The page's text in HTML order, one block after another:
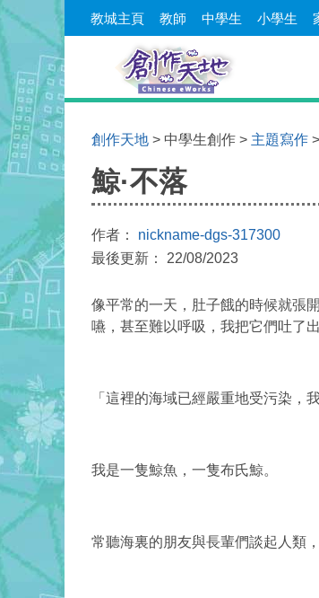
教城主頁 教師 中學生 小學生
創作天地 > 中學生創作 > 主題寫作 >
鯨·不落
作者： nickname-dgs-317300
最後更新： 22/08/2023
像平常的一天，肚子餓的時候就張
嚥， 甚至難以呼吸，我把它們吐了
「這裡的海域已經嚴重地受污染，
我是一隻鯨魚，一隻布氏鯨。
常聽海裏的朋友與長輩們談起人類，